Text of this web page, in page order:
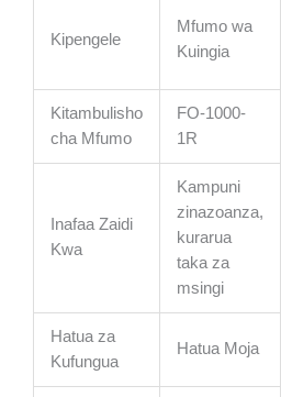
Kipengele
Mfumo wa
Kuingia
Kitambulisho
cha Mfumo
FO-1000-
1R
Inafaa Zaidi
Kwa
Kampuni
zinazoanza,
kurarua
taka za
msingi
Hatua za
Kufungua
Hatua Moja